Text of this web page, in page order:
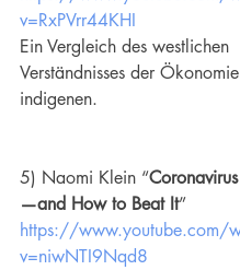
v=RxPVrr44KHI
Ein Vergleich des westlichen
Verständnisses der
indigenen.
5) Naomi Klein “
—and How to Beat It”
https://www.youtube.com/
v=niwNTI9Nqd8